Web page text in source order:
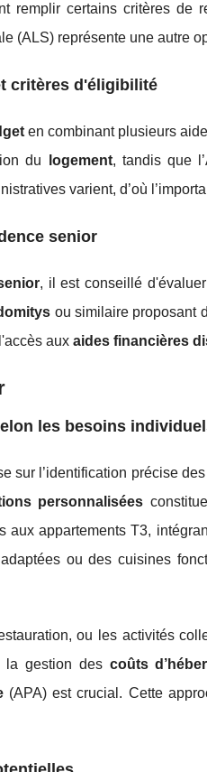
remplir certains critères de
(ALS) représente une autre
critères d'éligibilité
en combinant plusieurs
du
logement, tandis que
varient, d’où
senior
, il est conseillé
ou similaire proposant
aux aides financières
les besoins
sur l’identification précise
personnalisées
aux appartements T3,
ou des cuisines
ou les activités
la gestion des coûts
(APA) est crucial. Cette